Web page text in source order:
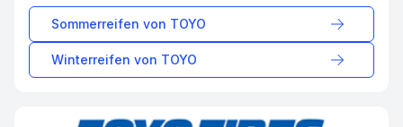
Sommerreifen von TOYO
Winterreifen von TOYO